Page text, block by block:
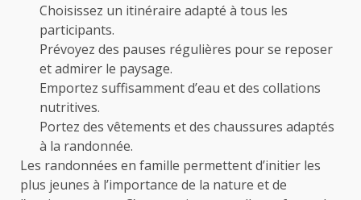
Choisissez un itinéraire adapté à tous les
participants.
Prévoyez des pauses régulières pour se reposer
et admirer le paysage.
Emportez suffisamment d’eau et des collations
nutritives.
Portez des vêtements et des chaussures adaptés
à la randonnée.
Les randonnées en famille permettent d’initier les
plus jeunes à l’importance de la nature et de